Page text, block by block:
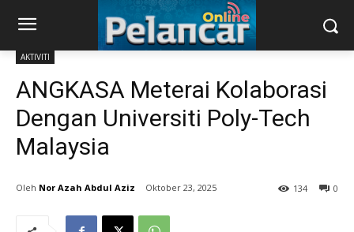
AKTIVITI
ANGKASA Meterai Kolaborasi
Dengan Universiti Poly-Tech
Malaysia
Nor Azah Abdul Aziz Oktober 23, 2025 0
134